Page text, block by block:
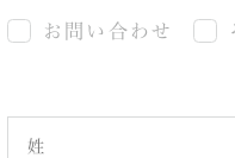
お問い合わせ